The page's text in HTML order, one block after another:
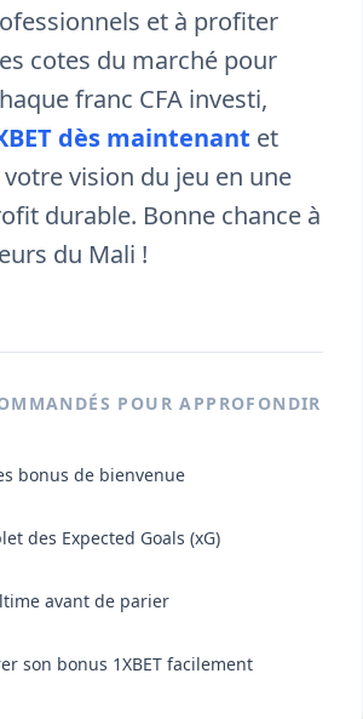
et à profiter
cotes du marché pour
franc CFA investi,
dès maintenant et
vision du jeu en une
durable. Bonne chance à
du Mali !
POUR APPROFONDIR
bonus de bienvenue
des Expected Goals (xG)
avant de parier
son bonus 1XBET facilement